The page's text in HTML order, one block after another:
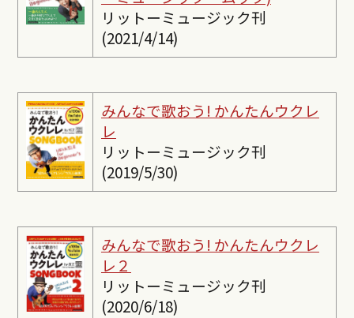
リットーミュージック刊
(2021/4/14)
みんなで歌おう! かんたんウクレ
レ
リットーミュージック刊
(2019/5/30)
みんなで歌おう! かんたんウクレ
レ２
リットーミュージック刊
(2020/6/18)